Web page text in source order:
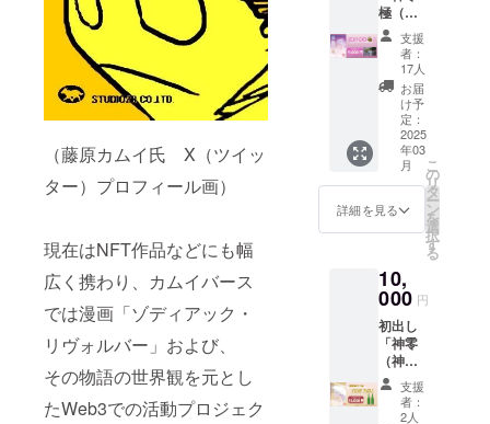
（藤原カムイ氏 X（ツイッ
ター）プロフィール画）
現在はNFT作品などにも幅
広く携わり、カムイバース
では漫画「ゾディアック・
リヴォルバー」および、
その物語の世界観を元とし
たWeb3での活動プロジェク
品開封
前には
必ずお
届けの
リター
ンに貼
付され
たラベ
ルや注
意書き
をご確
認くだ
さ
い。」
させて
頂きま
す
NFT自
体はそ
れぞれ
に応じ
た枚数
配布い
たしま
す ※初
販売口
数完売
は、25
年度12
月31日
注文分
までの
期間中
に限る
※NFTを
保有し
初めに
ボトリ
ングさ
れた貴
重な100
本1～10
の特別
NOを除
くラン
※購入の
証
ダード
神零
（神こ
ぼし）
純米を
イメー
ジし
た、購
前には
必ずお
届けの
リター
ンに貼
付され
たラベ
ルや注
意書き
をご確
さ
い。」
NFT
カムイ
米をイ
メージ
した
NFT、
購入の
材料及
び添加
物等の
食品表
ベルに
表記さ
れま
す。 商
品開封
前には
必ずお
届けの
リター
酒「神
零（神
こぼ
し）」
を 藤原
カムイ
先生が
監修
し、味
を創り
出した
純米酒
「つる
し雫」
洗礼し
た味わ
いに！
火入れ
をおこ
なわ
極（神
こぼし
きわ
み）純
米」カ
ムイ
バース
バー
ジョン
ラベル
720ml
を1本 ※
発送送
含まれ
ており
ます カ
ムイ
バース
に登場
するお
酒「神
零（神
支援
者：
17人
お届
け予
定：
2025
年03
月
詳細を見る
こ
の
リ
タ
ー
ン
を
選
択
す
る
10,
000 円
初出し
「神零
（神こ
ぼし）
純米」
通常ラ
支援
者：
2人